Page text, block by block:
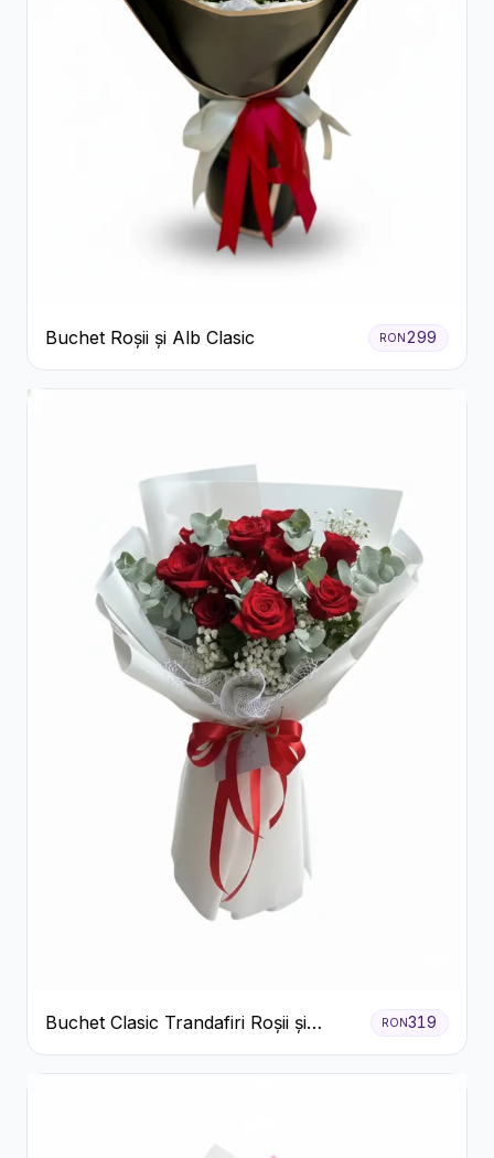
Buchet Roșii și Alb Clasic RON299
Buchet Clasic Trandafiri Roșii și
Eucalipt
RON319